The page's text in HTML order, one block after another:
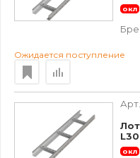
окл
Ожидается поступление
окл